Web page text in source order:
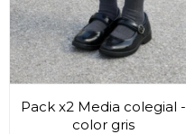
Pack x2 Media colegial -
color gris